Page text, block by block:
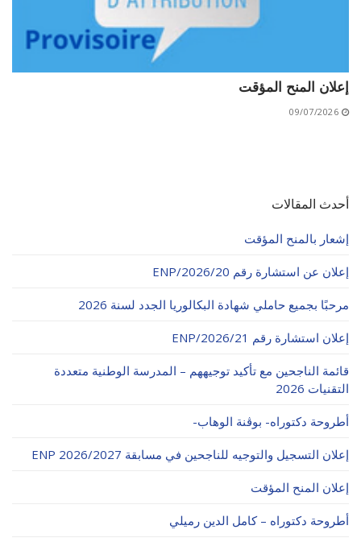
إعلان المنح المؤقت
09/07/2026
أحدث المقالات
إشعار بالمنح المؤقت
إعلان عن استشارة رقم 20/ENP/2026
مرحبًا بجميع حاملي شهادة البكالوريا الجدد لسنة 2026
إعلان استشارة رقم 21/ENP/2026
قائمة الناجحين مع تأكيد توجيههم – المدرسة الوطنية متعددة
التقنيات 2026
أطروحة دكتوراه- بوڨنة الوهاب-
إعلان التسجيل والتوجيه للناجحين في مسابقة ENP 2026/2027
إعلان المنح المؤقت
أطروحة دكتوراه – كامل الدين رميلي